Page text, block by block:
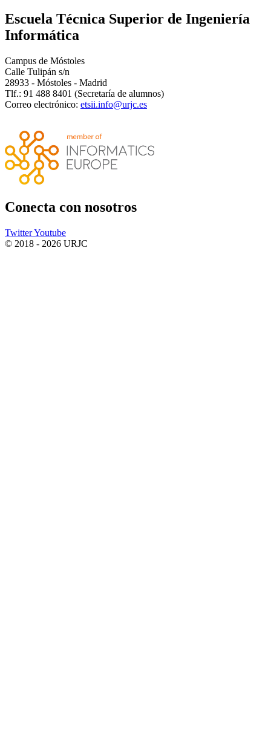
Escuela Técnica Superior de Ingeniería
Informática
Campus de Móstoles
Calle Tulipán s/n
28933 - Móstoles - Madrid
Tlf.: 91 488 8401 (Secretaría de alumnos)
Correo electrónico:
Conecta con nosotros
TwitterYoutube
© 2018 - 2026 URJC